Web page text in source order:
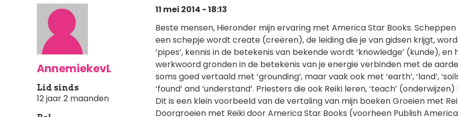
AnnemiekevL
Lid sinds
12 jaar 2 maanden
11 mei 2014 - 18:13
Beste mensen, Hieronder mijn ervaring met America Star Books.
een schepje wordt create (creëren), de leiding die je van gidsen krijgt,
‘pipes’, kennis in de betekenis van bekende wordt ‘knowledge’ (kunde), en
werkwoord gronden in de betekenis van je energie verbinden met de
soms goed vertaald met ‘grounding’, maar vaak ook met ‘earth’, ‘land’,
‘found’ and ‘understand’. Priesters die ook Reiki leren, ‘teach’ (onderwijzen)
Dit is een klein voorbeeld van de vertaling van mijn boeken Groeien met
Doorgroeien met Reiki door America Star Books (voorheen Publish